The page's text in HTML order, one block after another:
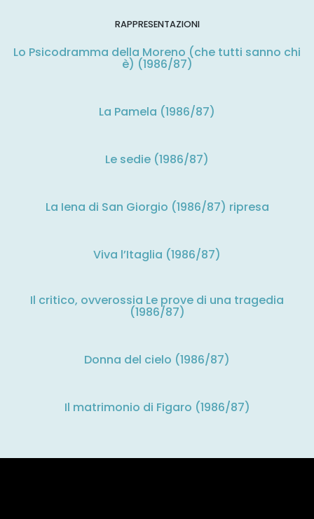
RAPPRESENTAZIONI
Lo Psicodramma della Moreno (che tutti sanno chi
è) (1986/87)
La Pamela (1986/87)
Le sedie (1986/87)
La Iena di San Giorgio (1986/87) ripresa
Viva l’Itaglia (1986/87)
Il critico, ovverossia Le prove di una tragedia
(1986/87)
Donna del cielo (1986/87)
Il matrimonio di Figaro (1986/87)